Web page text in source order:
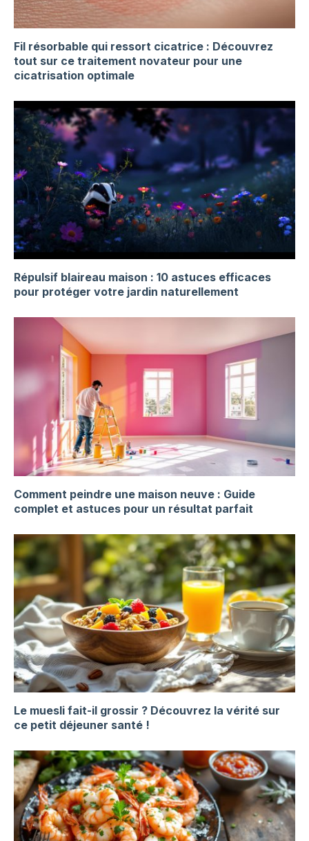
Fil résorbable qui ressort cicatrice : Découvrez
tout sur ce traitement novateur pour une
cicatrisation optimale
Répulsif blaireau maison : 10 astuces efficaces
pour protéger votre jardin naturellement
Comment peindre une maison neuve : Guide
complet et astuces pour un résultat parfait
Le muesli fait-il grossir ? Découvrez la vérité sur
ce petit déjeuner santé !